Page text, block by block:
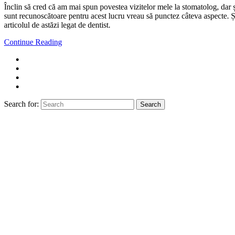
Înclin să cred că am mai spun povestea vizitelor mele la stomatolog,
sunt recunoscătoare pentru acest lucru vreau să punctez câteva
articolul de astăzi legat de dentist.
Continue Reading
Search for: Search